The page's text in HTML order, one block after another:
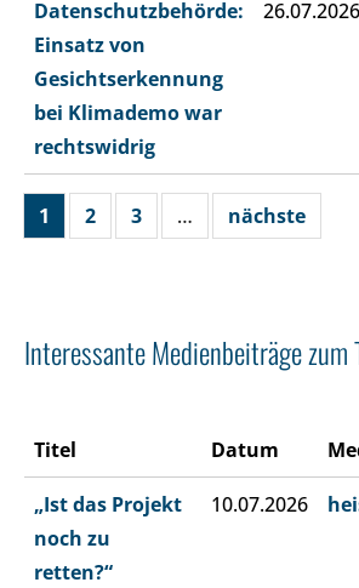
Datenschutzbehörde:
Einsatz von
Gesichtserkennung
bei Klimademo war
rechtswidrig
26.07.2026
1 2 3 … nächste
Interessante Medienbeiträge zum
Titel Datum
„Ist das Projekt
noch zu
retten?“
10.07.2026